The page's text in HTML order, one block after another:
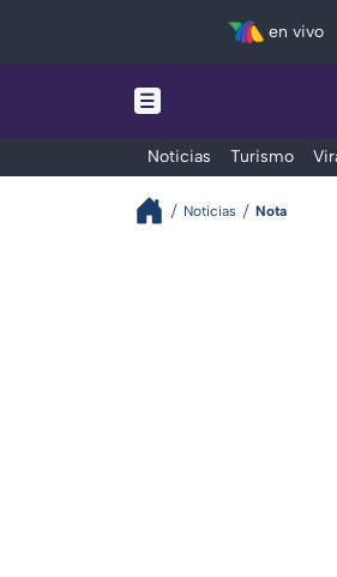
en vivo
Noticias Turismo
Noticias Nota